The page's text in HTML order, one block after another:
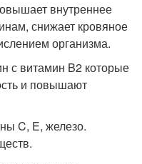
внутреннее
снижает кровяное
организма.
с витамин B2 которые
и повышают
C, E, железо.